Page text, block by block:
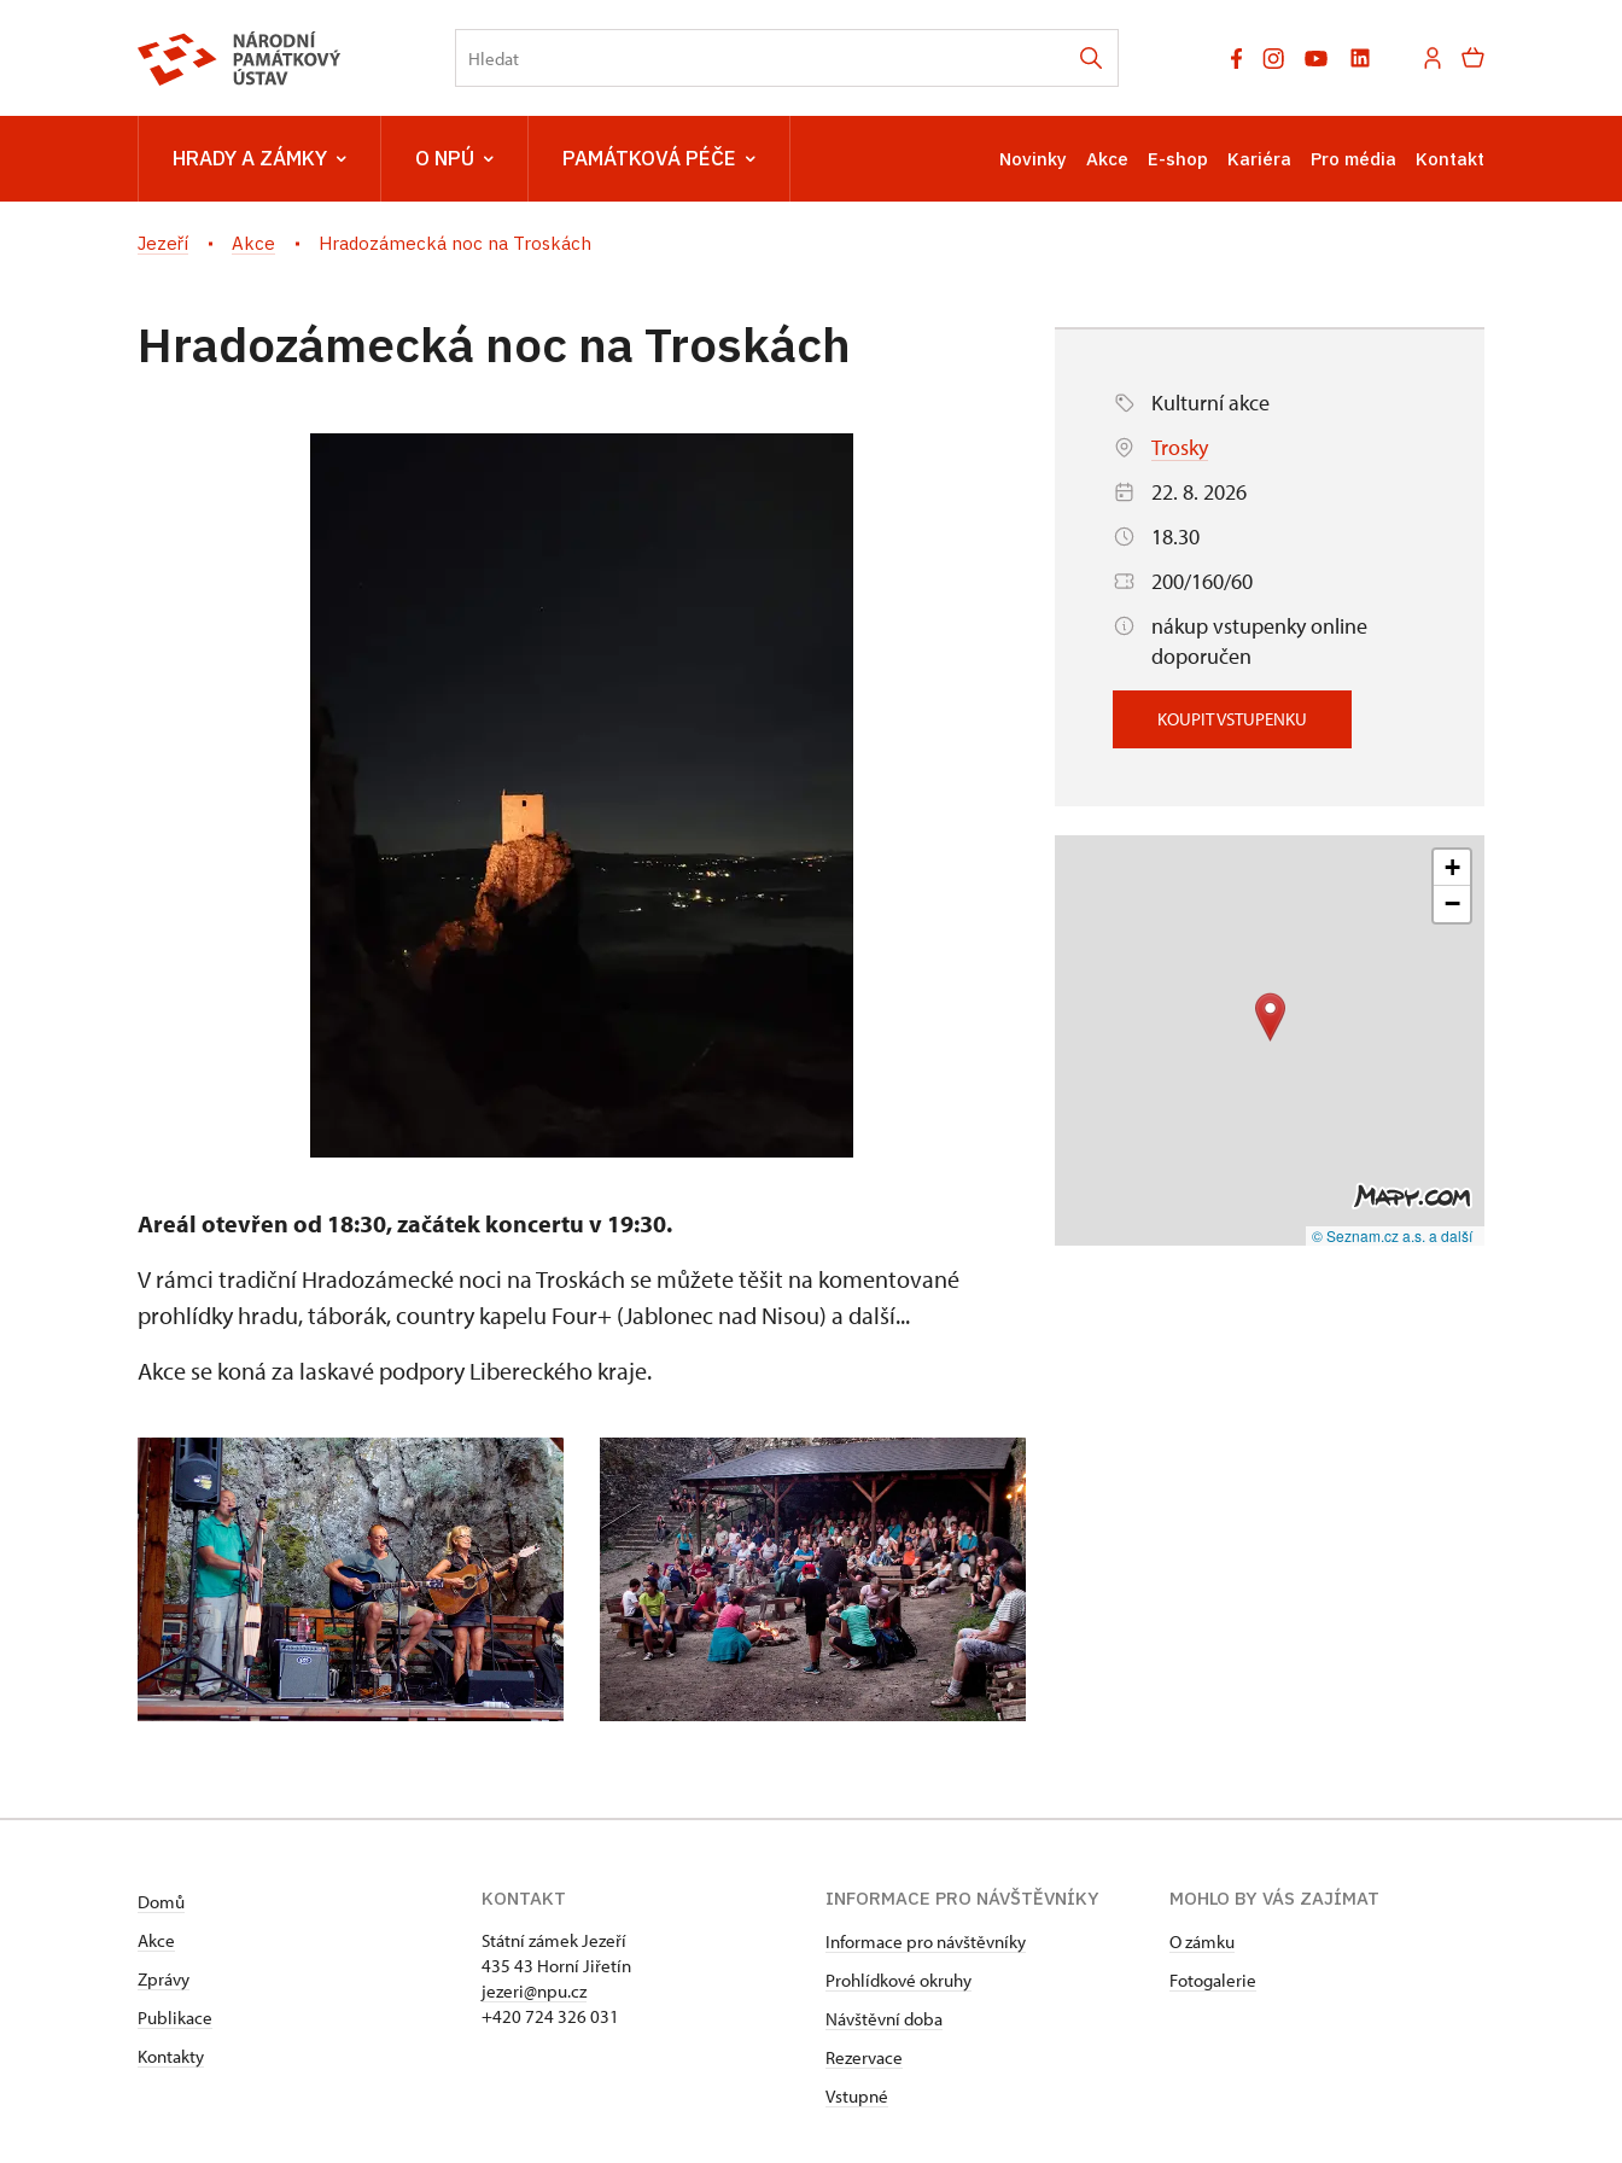
HRADY A ZÁMKY O NPÚ PAMÁTKOVÁ PÉČE Novinky Akce E-shop Kariéra Pro média Kontakt
Jezeří Akce Hradozámecká noc na Troskách
Hradozámecká noc na Troskách
Areál otevřen od 18:30, začátek koncertu v 19:30.
V rámci tradiční Hradozámecké noci na Troskách se můžete těšit na komentované
prohlídky hradu, táborák, country kapelu Four+ (Jablonec nad Nisou) a další...
Akce se koná za laskavé podpory Libereckého kraje.
Kulturní akce
Trosky
22. 8. 2026
18.30
200/160/60
nákup vstupenky online
doporučen
KOUPIT VSTUPENKU
+
−
© Seznam.cz a.s. a další
Domů
Akce
Zprávy
Publikace
Kontakty
KONTAKT
Státní zámek Jezeří
435 43 Horní Jiřetín
jezeri@npu.cz
+420 724 326 031
INFORMACE PRO NÁVŠTĚVNÍKY
Informace pro návštěvníky
Prohlídkové okruhy
Návštěvní doba
Rezervace
Vstupné
MOHLO BY VÁS ZAJÍMAT
O zámku
Fotogalerie